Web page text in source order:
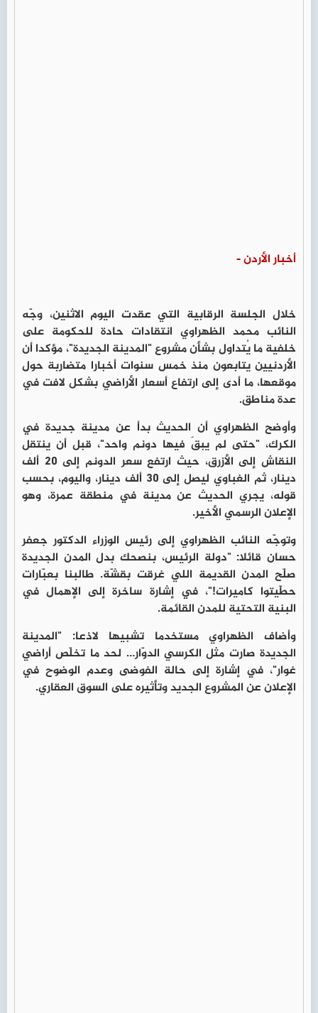
أخبار الأردن -
خلال الجلسة الرقابية التي عقدت اليوم الاثنين، وجّه
النائب محمد الظهراوي انتقادات حادة للحكومة على
خلفية ما يُتداول بشأن مشروع "المدينة الجديدة"، مؤكدا أن
الأردنيين يتابعون منذ خمس سنوات أخبارا متضاربة حول
موقعها، ما أدى إلى ارتفاع أسعار الأراضي بشكل لافت في
عدة مناطق.
وأوضح الظهراوي أن الحديث بدأ عن مدينة جديدة في
الكرك، "حتى لم يبقَ فيها دونم واحد"، قبل أن ينتقل
النقاش إلى الأزرق، حيث ارتفع سعر الدونم إلى 20 ألف
دينار، ثم الغباوي ليصل إلى 30 ألف دينار، واليوم، بحسب
قوله، يجري الحديث عن مدينة في منطقة عمرة، وهو
الإعلان الرسمي الأخير.
وتوجّه النائب الظهراوي إلى رئيس الوزراء الدكتور جعفر
حسان قائلا: "دولة الرئيس، بنصحك بدل المدن الجديدة
صلّح المدن القديمة اللي غرقت بقشّة. طالبنا بعبّارات
حطّيتوا كاميرات!"، في إشارة ساخرة إلى الإهمال في
البنية التحتية للمدن القائمة.
وأضاف الظهراوي مستخدما تشبيها لاذعا: "المدينة
الجديدة صارت مثل الكرسي الدوّار… لحد ما تخلّص أراضي
غوار"، في إشارة إلى حالة الفوضى وعدم الوضوح في
الإعلان عن المشروع الجديد وتأثيره على السوق العقاري.